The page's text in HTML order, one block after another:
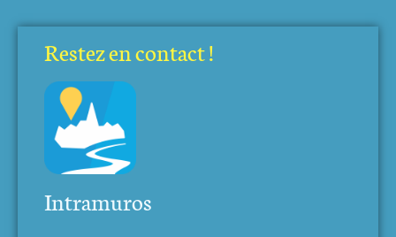
Restez en contact !
Intramuros